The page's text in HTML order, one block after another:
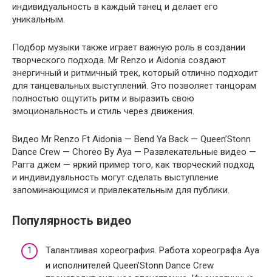
индивидуальность в каждый танец и делает его
уникальным.
Подбор музыки также играет важную роль в создании
творческого подхода. Mr Renzo и Aidonia создают
энергичный и ритмичный трек, который отлично подходит
для танцевальных выступлений. Это позволяет танцорам
полностью ощутить ритм и выразить свою
эмоциональность и стиль через движения.
Видео Mr Renzo Ft Aidonia — Bend Ya Back — Queen’Stonn
Dance Crew — Choreo By Aya — Развлекательные видео —
Рагга джем — яркий пример того, как творческий подход
и индивидуальность могут сделать выступление
запоминающимся и привлекательным для публики.
Популярность видео
Талантливая хореография. Работа хореографа Aya
и исполнителей Queen’Stonn Dance Crew